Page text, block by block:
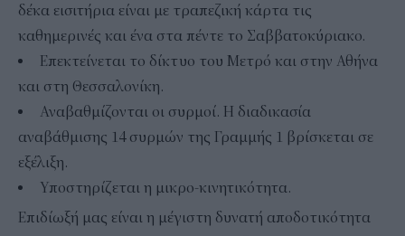
δέκα εισιτήρια είναι με τραπεζική κάρτα τις
καθημερινές και ένα στα πέντε το Σαββατοκύριακο.
Επεκτείνεται το δίκτυο του Μετρό και στην Αθήνα
και στη Θεσσαλονίκη.
Αναβαθμίζονται οι συρμοί. Η διαδικασία
αναβάθμισης 14 συρμών της Γραμμής 1 βρίσκεται σε
εξέλιξη.
Υποστηρίζεται η μικρο-κινητικότητα.
Επιδίωξή μας είναι η μέγιστη δυνατή αποδοτικότητα